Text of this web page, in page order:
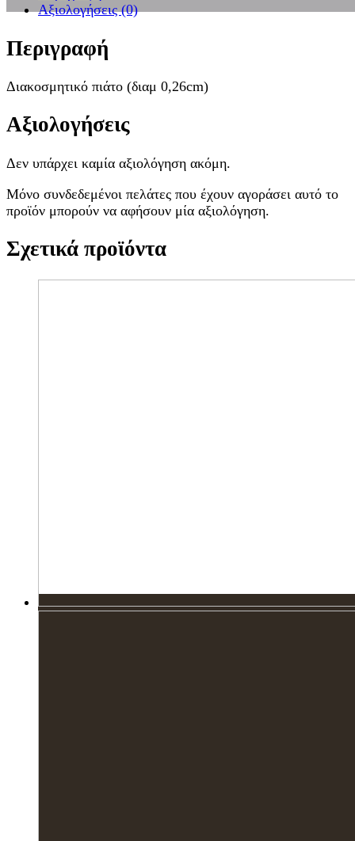
Αξιολογήσεις (0)
Περιγραφή
Διακοσμητικό πιάτο (διαμ 0,26cm)
Αξιολογήσεις
Δεν υπάρχει καμία αξιολόγηση ακόμη.
Μόνο συνδεδεμένοι πελάτες που έχουν αγοράσει αυτό το
προϊόν μπορούν να αφήσουν μία αξιολόγηση.
Σχετικά προϊόντα